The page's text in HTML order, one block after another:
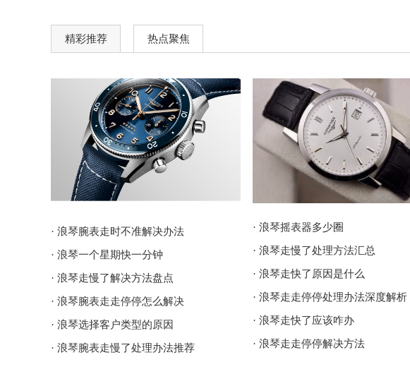
精彩推荐 热点聚焦
· 浪琴腕表走时不准解决办法
· 浪琴一个星期快一分钟
· 浪琴走慢了解决方法盘点
· 浪琴腕表走走停停怎么解决
· 浪琴选择客户类型的原因
· 浪琴腕表走慢了处理办法推荐
· 浪琴摇表器多少圈
· 浪琴走慢了处理方法汇总
· 浪琴走快了原因是什么
· 浪琴走走停停处理办法深度解析
· 浪琴走快了应该咋办
· 浪琴走走停停解决方法